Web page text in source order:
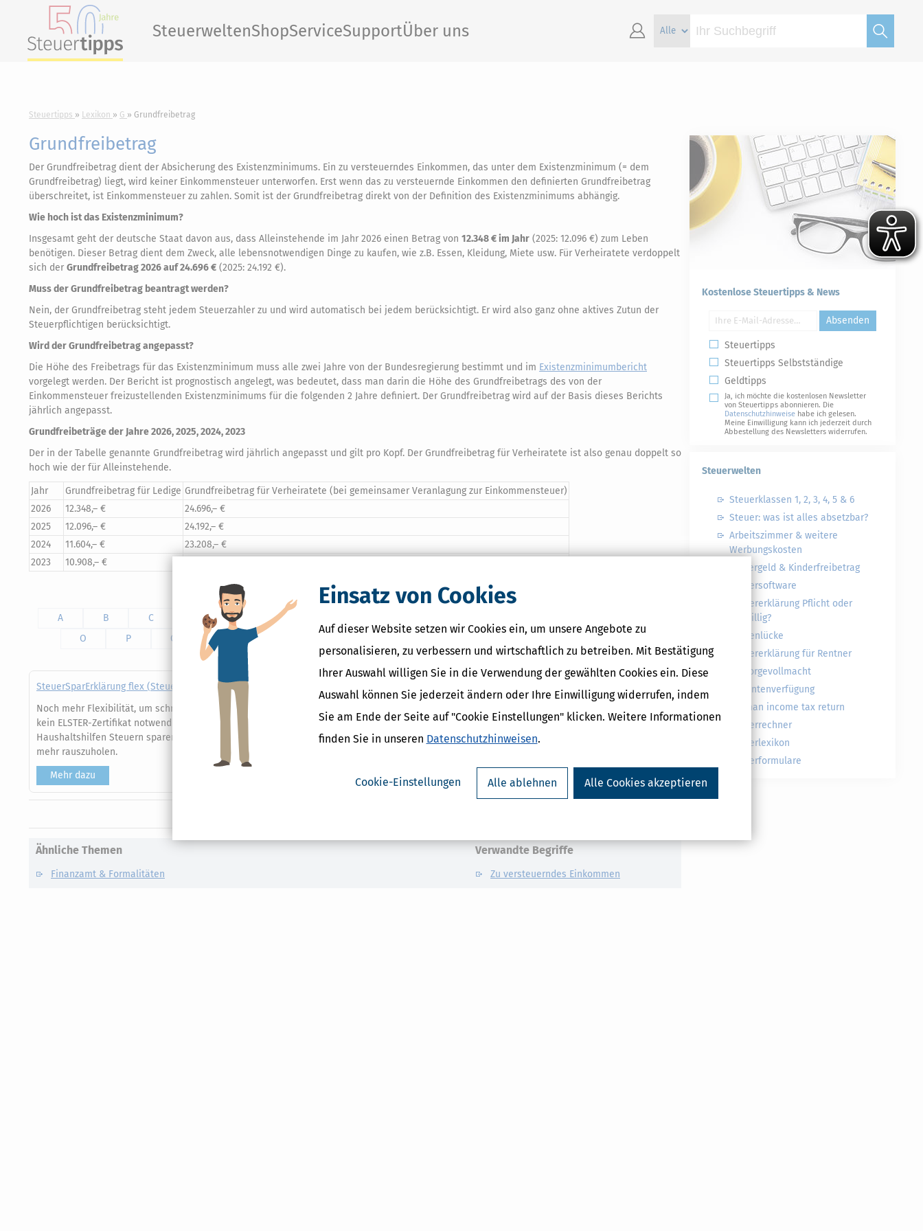
Einsatz von Cookies
Auf dieser Website setzen wir Cookies ein, um unsere Angebote zu
personalisieren, zu verbessern und wirtschaftlich zu betreiben. Mit Bestätigung
Ihrer Auswahl willigen Sie in die Verwendung der gewählten Cookies ein. Diese
Auswahl können Sie jederzeit ändern oder Ihre Einwilligung widerrufen, indem
Sie am Ende der Seite auf "Cookie Einstellungen" klicken. Weitere Informationen
finden Sie in unseren Datenschutzhinweisen.
Cookie-Einstellungen Alle ablehnen Alle Cookies akzeptieren
SteuerweltenShopServiceSupportÜber uns
Steuertipps Lexikon G Grundfreibetrag
Grundfreibetrag
Der Grundfreibetrag dient der Absicherung des Existenzminimums. Ein zu versteuerndes Einkommen, das unter dem Existenzminimum (= dem
Grundfreibetrag) liegt, wird keiner Einkommensteuer unterworfen. Erst wenn das zu versteuernde Einkommen den definierten Grundfreibetrag
überschreitet, ist Einkommensteuer zu zahlen. Somit ist der Grundfreibetrag direkt von der Definition des Existenzminimums abhängig.
Wie hoch ist das Existenzminimum?
Insgesamt geht der deutsche Staat davon aus, dass Alleinstehende im Jahr 2026 einen Betrag von 12.348 € im Jahr (2025: 12.096 €) zum Leben
benötigen. Dieser Betrag dient dem Zweck, alle lebensnotwendigen Dinge zu kaufen, wie z.B. Essen, Kleidung, Miete usw. Für Verheiratete verdoppelt
sich der Grundfreibetrag 2026 auf 24.696 € (2025: 24.192 €).
Muss der Grundfreibetrag beantragt werden?
Nein, der Grundfreibetrag steht jedem Steuerzahler zu und wird automatisch bei jedem berücksichtigt. Er wird also ganz ohne aktives Zutun der
Steuerpflichtigen berücksichtigt.
Wird der Grundfreibetrag angepasst?
Die Höhe des Freibetrags für das Existenzminimum muss alle zwei Jahre von der Bundesregierung bestimmt und im Existenzminimumbericht
vorgelegt werden. Der Bericht ist prognostisch angelegt, was bedeutet, dass man darin die Höhe des Grundfreibetrags des von der
Einkommensteuer freizustellenden Existenzminimums für die folgenden 2 Jahre definiert. Der Grundfreibetrag wird auf der Basis dieses Berichts
jährlich angepasst.
Grundfreibeträge der Jahre 2026, 2025, 2024, 2023
Der in der Tabelle genannte Grundfreibetrag wird jährlich angepasst und gilt pro Kopf. Der Grundfreibetrag für Verheiratete ist also genau doppelt so
hoch wie der für Alleinstehende.
Jahr
Grundfreibetrag für Ledige Grundfreibetrag für Verheiratete (bei gemeinsamer Veranlagung zur Einkommensteuer)
2026
12.348,– €
24.696,– €
2025
12.096,– €
24.192,– €
2024
11.604,– €
23.208,– €
2023
10.908,– €
Suchen
A
B C E F
O
P Q
SteuerSparErklärung flex (Steuerjahr 2025)
Noch mehr Flexibilität, um schnell und einfach Ihre Steuererklärung 2025 zu erledigen: günstigerer Nachkauf weiterer Abgaben,
kein ELSTER-Zertifikat notwendig und exklusiv nur hier auf Steuertipps ein kostenloses eBook "Mit Handwerkern und
Haushaltshilfen Steuern sparen". Zahlreiche Steuertipps und automatische Optimierungsmöglichkeiten helfen Ihnen, noch
mehr rauszuholen.
Mehr dazu
Ähnliche Themen
Finanzamt & Formalitäten
Verwandte Begriffe
Zu versteuerndes Einkommen
Kostenlose Steuertipps & News
Absenden
Steuertipps
Steuertipps Selbstständige
Geldtipps
Ja, ich möchte die kostenlosen Newsletter
von Steuertipps abonnieren. Die
Datenschutzhinweise habe ich gelesen.
Meine Einwilligung kann ich jederzeit durch
Abbestellung des Newsletters widerrufen.
Steuerwelten
Steuerklassen 1, 2, 3, 4, 5 & 6
Steuer: was ist alles absetzbar?
Arbeitszimmer & weitere
Werbungskosten
Kindergeld & Kinderfreibetrag
Steuersoftware
Steuererklärung Pflicht oder
freiwillig?
Rentenlücke
Steuererklärung für Rentner
Vorsorgevollmacht
Patientenverfügung
German income tax return
Steuerrechner
Steuerlexikon
Steuerformulare